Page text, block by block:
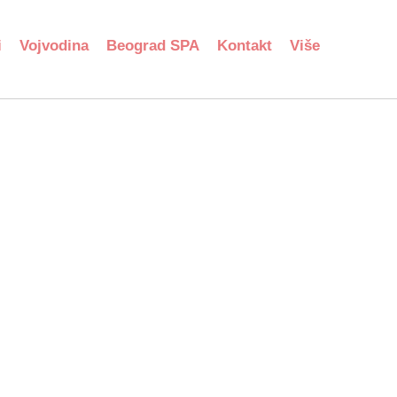
Vojvodina Beograd SPA Kontakt Više